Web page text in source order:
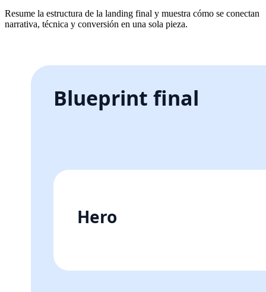
Resume la estructura de la landing final y muestra cómo se conectan
narrativa, técnica y conversión en una sola pieza.